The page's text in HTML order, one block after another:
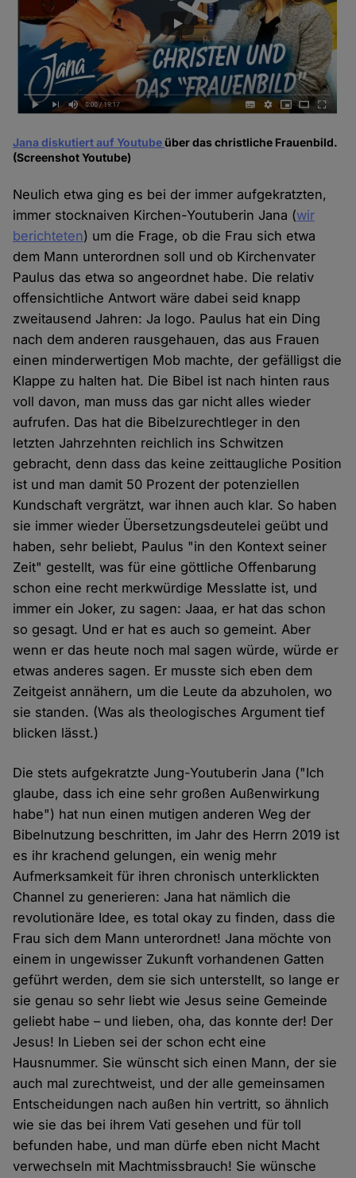
Jana diskutiert auf Youtube über das christliche Frauenbild.
(Screenshot Youtube)
Neulich etwa ging es bei der immer aufgekratzten,
immer stocknaiven Kirchen-Youtuberin Jana (wir
berichteten) um die Frage, ob die Frau sich etwa
dem Mann unterordnen soll und ob Kirchenvater
Paulus das etwa so angeordnet habe. Die relativ
offensichtliche Antwort wäre dabei seid knapp
zweitausend Jahren: Ja logo. Paulus hat ein Ding
nach dem anderen rausgehauen, das aus Frauen
einen minderwertigen Mob machte, der gefälligst die
Klappe zu halten hat. Die Bibel ist nach hinten raus
voll davon, man muss das gar nicht alles wieder
aufrufen. Das hat die Bibelzurechtleger in den
letzten Jahrzehnten reichlich ins Schwitzen
gebracht, denn dass das keine zeittaugliche Position
ist und man damit 50 Prozent der potenziellen
Kundschaft vergrätzt, war ihnen auch klar. So haben
sie immer wieder Übersetzungsdeutelei geübt und
haben, sehr beliebt, Paulus "in den Kontext seiner
Zeit" gestellt, was für eine göttliche Offenbarung
schon eine recht merkwürdige Messlatte ist, und
immer ein Joker, zu sagen: Jaaa, er hat das schon
so gesagt. Und er hat es auch so gemeint. Aber
wenn er das heute noch mal sagen würde, würde er
etwas anderes sagen. Er musste sich eben dem
Zeitgeist annähern, um die Leute da abzuholen, wo
sie standen. (Was als theologisches Argument tief
blicken lässt.)
Die stets aufgekratzte Jung-Youtuberin Jana ("Ich
glaube, dass ich eine sehr großen Außenwirkung
habe") hat nun einen mutigen anderen Weg der
Bibelnutzung beschritten, im Jahr des Herrn 2019 ist
es ihr krachend gelungen, ein wenig mehr
Aufmerksamkeit für ihren chronisch unterklickten
Channel zu generieren: Jana hat nämlich die
revolutionäre Idee, es total okay zu finden, dass die
Frau sich dem Mann unterordnet! Jana möchte von
einem in ungewisser Zukunft vorhandenen Gatten
geführt werden, dem sie sich unterstellt, so lange er
sie genau so sehr liebt wie Jesus seine Gemeinde
geliebt habe – und lieben, oha, das konnte der! Der
Jesus! In Lieben sei der schon echt eine
Hausnummer. Sie wünscht sich einen Mann, der sie
auch mal zurechtweist, und der alle gemeinsamen
Entscheidungen nach außen hin vertritt, so ähnlich
wie sie das bei ihrem Vati gesehen und für toll
befunden habe, und man dürfe eben nicht Macht
verwechseln mit Machtmissbrauch! Sie wünsche